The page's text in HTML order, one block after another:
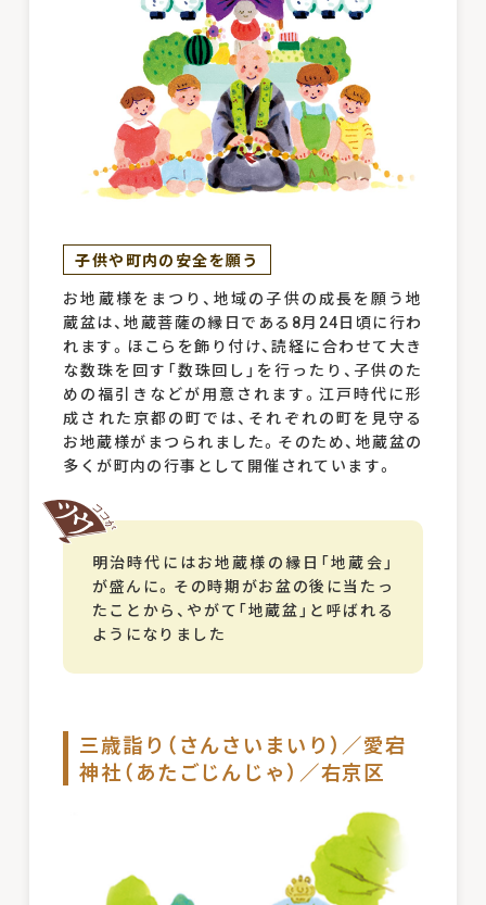
子供や町内の安全を願う
お地蔵様をまつり、地域の子供の成長を願う地
蔵盆は、地蔵菩薩の縁日である8月24日頃に行わ
れます。ほこらを飾り付け、読経に合わせて大き
な数珠を回す「数珠回し」を行ったり、子供のた
めの福引きなどが用意されます。江戸時代に形
成された京都の町では、それぞれの町を見守る
お地蔵様がまつられました。そのため、地蔵盆の
多くが町内の行事として開催されています。
明治時代にはお地蔵様の縁日「地蔵会」
が盛んに。その時期がお盆の後に当たっ
たことから、やがて「地蔵盆」と呼ばれる
ようになりました
三歳詣り（さんさいまいり）／愛宕
神社（あたごじんじゃ）／右京区